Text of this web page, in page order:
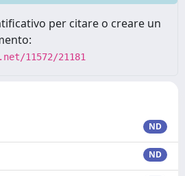
per citare o creare un
11572/21181
ND
ND